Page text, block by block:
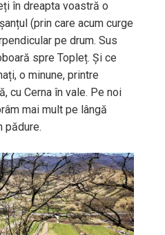
în dreapta voastră o
(prin care acum curge
pe drum. Sus
spre Topleț. Și ce
o minune, printre
cu Cerna în vale. Pe noi
mai mult pe lângă
pădure.